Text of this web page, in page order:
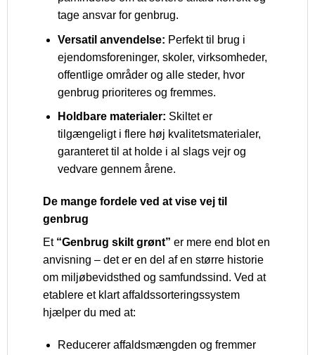
tage ansvar for genbrug.
Versatil anvendelse: Perfekt til brug i
ejendomsforeninger, skoler, virksomheder,
offentlige områder og alle steder, hvor
genbrug prioriteres og fremmes.
Holdbare materialer: Skiltet er
tilgængeligt i flere høj kvalitetsmaterialer,
garanteret til at holde i al slags vejr og
vedvare gennem årene.
De mange fordele ved at vise vej til
genbrug
Et “Genbrug skilt grønt” er mere end blot en
anvisning – det er en del af en større historie
om miljøbevidsthed og samfundssind. Ved at
etablere et klart affaldssorteringssystem
hjælper du med at:
Reducerer affaldsmængden og fremmer